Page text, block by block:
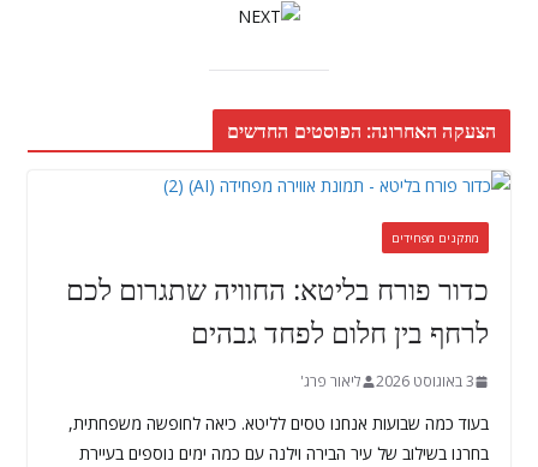
הצעקה האחרונה: הפוסטים החדשים
מתקנים מפחידים
כדור פורח בליטא: החוויה שתגרום לכם
לרחף בין חלום לפחד גבהים
3 באוגוסט 2026 ליאור פרג'
בעוד כמה שבועות אנחנו טסים לליטא. כיאה לחופשה משפחתית,
בחרנו בשילוב של עיר הבירה וילנה עם כמה ימים נוספים בעיירת